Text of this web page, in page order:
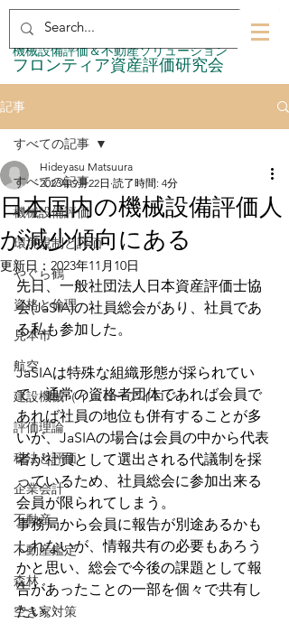
​フロンティア資産評価研究会
​機械設備評価＆不動産ソリューション
記事
すべての記事
機械設備評価
環境規制と評価
やぐら鶴
資格と倫理
見本市
航空
建設機械（イエローアイロン）
評価理論
税法と評価
企業会計
不動産
不動産鑑定
森林
空き家対策
すべての記事
日本国内の機械設備評価人
が減少傾向にある
Hideyasu Matsuura
2023年9月22日 読了時間: 4分
更新日： 2023年11月10日
先日、一般社団法人日本資産評価士協
会(JaSIA)の社員総会があり、社員であ
る私も参加した。
JaSIAは特殊な組織形態が採られてい
て、通常の資格者団体であれば会員で
あれば社員の地位も併有することが多
いが、JaSIAの場合は会員の中から代表
者が社員として選出される代議制を採
っているため、社員総会に参加出来る
会員が限られてしまう。
事務局から会員に報告が別途あるかも
しれないが、情報共有の必要もあろう
かと思い、総会で今後の課題として報
告があったことの一部を個々で共有し
たい。